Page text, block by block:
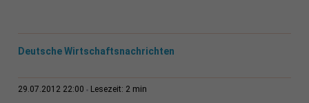
Deutsche Wirtschaftsnachrichten
29.07.2012 22:00 Lesezeit: 2 min